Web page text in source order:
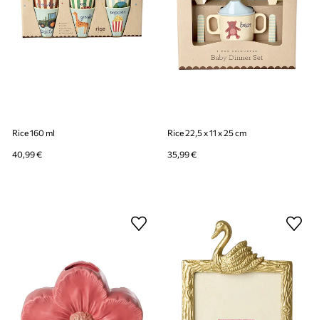
Rice 160 ml
40,99 €
Rice 22,5 x 11 x 25 cm
35,99 €